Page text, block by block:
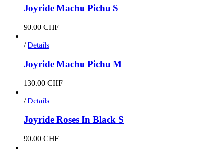
Joyride Machu Pichu S
90.00 CHF
/ Details
Joyride Machu Pichu M
130.00 CHF
/ Details
Joyride Roses In Black S
90.00 CHF